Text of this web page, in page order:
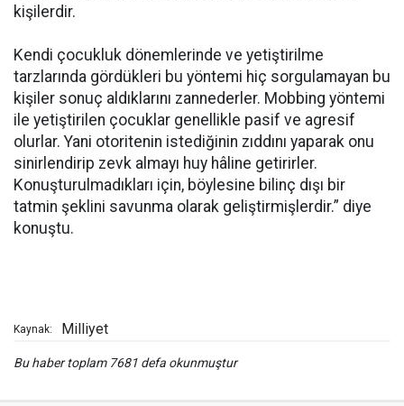
kişilerdir.
Kendi çocukluk dönemlerinde ve yetiştirilme
tarzlarında gördükleri bu yöntemi hiç sorgulamayan bu
kişiler sonuç aldıklarını zannederler. Mobbing yöntemi
ile yetiştirilen çocuklar genellikle pasif ve agresif
olurlar. Yani otoritenin istediğinin zıddını yaparak onu
sinirlendirip zevk almayı huy hâline getirirler.
Konuşturulmadıkları için, böylesine bilinç dışı bir
tatmin şeklini savunma olarak geliştirmişlerdir.” diye
konuştu.
Kaynak: Milliyet
Bu haber toplam 7681 defa okunmuştur